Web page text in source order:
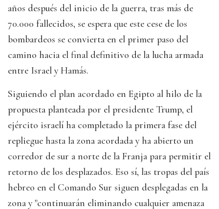
años después del inicio de la guerra, tras más de
70.000 fallecidos, se espera que este cese de los
bombardeos se convierta en el primer paso del
camino hacia el final definitivo de la lucha armada
entre Israel y Hamás.
Siguiendo el plan acordado en Egipto al hilo de la
propuesta planteada por el presidente Trump, el
ejército israelí ha completado la primera fase del
repliegue hasta la zona acordada y ha abierto un
corredor de sur a norte de la Franja para permitir el
retorno de los desplazados. Eso sí, las tropas del país
hebreo en el Comando Sur siguen desplegadas en la
zona y "continuarán eliminando cualquier amenaza